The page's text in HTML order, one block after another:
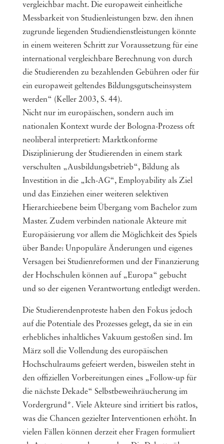
vergleichbar macht. Die europaweit einheitliche
Messbarkeit von Studienleistungen bzw. den ihnen
zugrunde liegenden Studiendienstleistungen könnte
in einem weiteren Schritt zur Voraussetzung für eine
international vergleichbare Berechnung von durch
die Studierenden zu bezahlenden Gebühren oder für
ein europaweit geltendes Bildungsgutscheinsystem
werden“ (Keller 2003, S. 44).
Nicht nur im europäischen, sondern auch im
nationalen Kontext wurde der Bologna-Prozess oft
neoliberal interpretiert: Marktkonforme
Disziplinierung der Studierenden in einem stark
verschulten „Ausbildungsbetrieb“, Bildung als
Investition in die „Ich-AG“, Employability als Ziel
und das Einziehen einer weiteren selektiven
Hierarchieebene beim Übergang vom Bachelor zum
Master. Zudem verbinden nationale Akteure mit
Europäisierung vor allem die Möglichkeit des Spiels
über Bande: Unpopuläre Änderungen und eigenes
Versagen bei Studienreformen und der Finanzierung
der Hochschulen können auf „Europa“ gebucht
und so der eigenen Verantwortung entledigt werden.
Die Studierendenproteste haben den Fokus jedoch
auf die Potentiale des Prozesses gelegt, da sie in ein
erhebliches inhaltliches Vakuum gestoßen sind. Im
März soll die Vollendung des europäischen
Hochschulraums gefeiert werden, bisweilen steht in
den offiziellen Vorbereitungen eines „Follow-up für
die nächste Dekade“ Selbstbeweihräucherung im
Vordergrund*. Viele Akteure sind irritiert bis ratlos,
was die Chancen gezielter Interventionen erhöht. In
vielen Fällen können derzeit eher Fragen formuliert